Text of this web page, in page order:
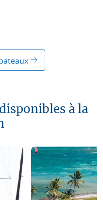
à la